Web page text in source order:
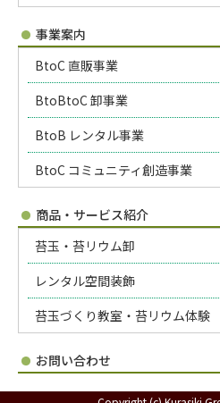
事業案内
BtoC 直販事業
BtoBtoC 卸事業
BtoB レンタル事業
BtoC コミュニティ創造事業
商品・サービス紹介
苔玉・苔リウム卸
レンタル空間装飾
苔玉づくり教室・苔リウム体験
お問い合わせ